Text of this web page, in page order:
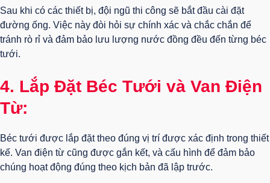
Sau khi có các thiết bị, đội ngũ thi công sẽ bắt đầu cài đặt
đường ống. Việc này đòi hỏi sự chính xác và chắc chắn để
tránh rò rỉ và đảm bảo lưu lượng nước đồng đều đến từng béc
tưới.
4. Lắp Đặt Béc Tưới và Van Điện
Từ:
Béc tưới được lắp đặt theo đúng vị trí được xác định trong thiết
kế. Van điện từ cũng được gắn kết, và cấu hình để đảm bảo
chúng hoạt động đúng theo kịch bản đã lập trước.